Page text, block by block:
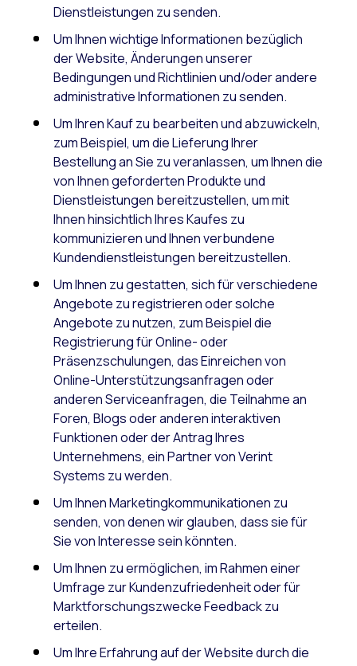
Dienstleistungen zu senden.
Um Ihnen wichtige Informationen bezüglich
der Website, Änderungen unserer
Bedingungen und Richtlinien und/oder andere
administrative Informationen zu senden.
Um Ihren Kauf zu bearbeiten und abzuwickeln,
zum Beispiel, um die Lieferung Ihrer
Bestellung an Sie zu veranlassen, um Ihnen die
von Ihnen geforderten Produkte und
Dienstleistungen bereitzustellen, um mit
Ihnen hinsichtlich Ihres Kaufes zu
kommunizieren und Ihnen verbundene
Kundendienstleistungen bereitzustellen.
Um Ihnen zu gestatten, sich für verschiedene
Angebote zu registrieren oder solche
Angebote zu nutzen, zum Beispiel die
Registrierung für Online- oder
Präsenzschulungen, das Einreichen von
Online-Unterstützungsanfragen oder
anderen Serviceanfragen, die Teilnahme an
Foren, Blogs oder anderen interaktiven
Funktionen oder der Antrag Ihres
Unternehmens, ein Partner von Verint
Systems zu werden.
Um Ihnen Marketingkommunikationen zu
senden, von denen wir glauben, dass sie für
Sie von Interesse sein könnten.
Um Ihnen zu ermöglichen, im Rahmen einer
Umfrage zur Kundenzufriedenheit oder für
Marktforschungszwecke Feedback zu
erteilen.
Um Ihre Erfahrung auf der Website durch die